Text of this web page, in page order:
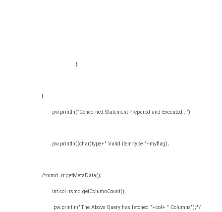
}
}
pw.println("Concerned Statement Prepared and Executed...");
pw.println((char)type+" Valid item type "+myflag);
/*rsmd=rr.getMetaData();
int col=rsmd.getColumnCount();
pw.println("The Above Query has fetched "+col+ " Columns");*/